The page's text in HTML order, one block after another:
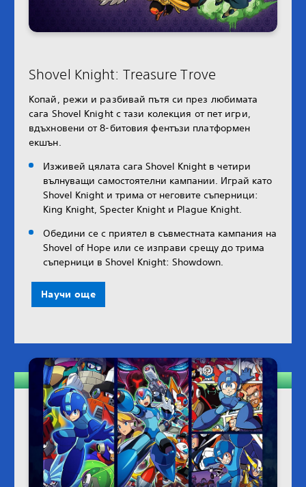
Shovel Knight: Treasure Trove
Копай, режи и разбивай пътя си през любимата
сага Shovel Knight с тази колекция от пет игри,
вдъхновени от 8-битовия фентъзи платформен
екшън.
Изживей цялата сага Shovel Knight в четири
вълнуващи самостоятелни кампании. Играй като
Shovel Knight и трима от неговите съперници:
King Knight, Specter Knight и Plague Knight.
Обедини се с приятел в съвместната кампания на
Shovel of Hope или се изправи срещу до трима
съперници в Shovel Knight: Showdown.
Научи още